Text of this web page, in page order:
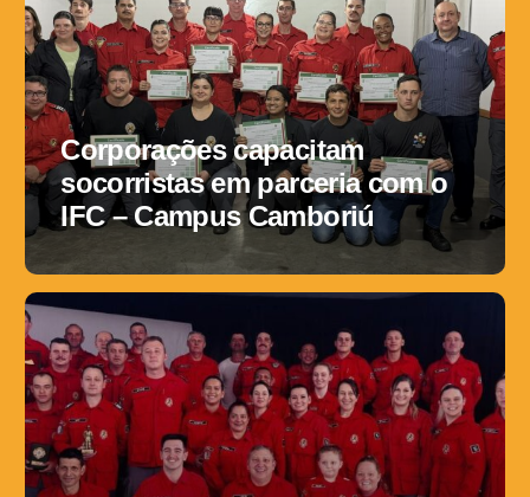
Corporações capacitam
socorristas em parceria com o
IFC – Campus Camboriú